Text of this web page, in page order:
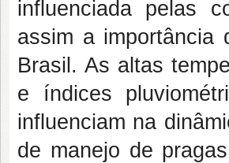
influenciada pelas
assim a importância
Brasil. As altas
e índices
influenciam na
de manejo de